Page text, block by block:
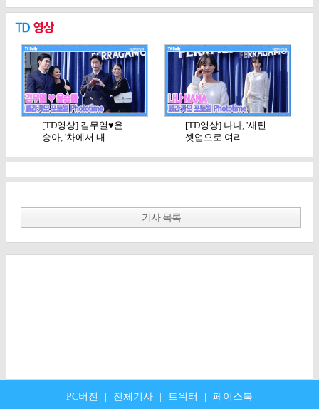
[TD영상] 김무열♥윤
승아, '차에서 내…
[TD영상] 나나, '새틴
셋업으로 여리…
기사 목록
PC버전 전체기사 트위터 페이스북